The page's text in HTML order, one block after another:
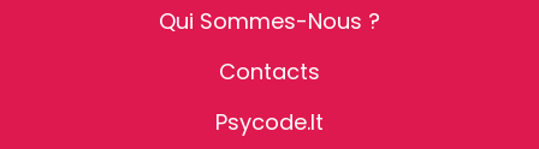
Qui Sommes-Nous ?
Contacts
Psycode.it